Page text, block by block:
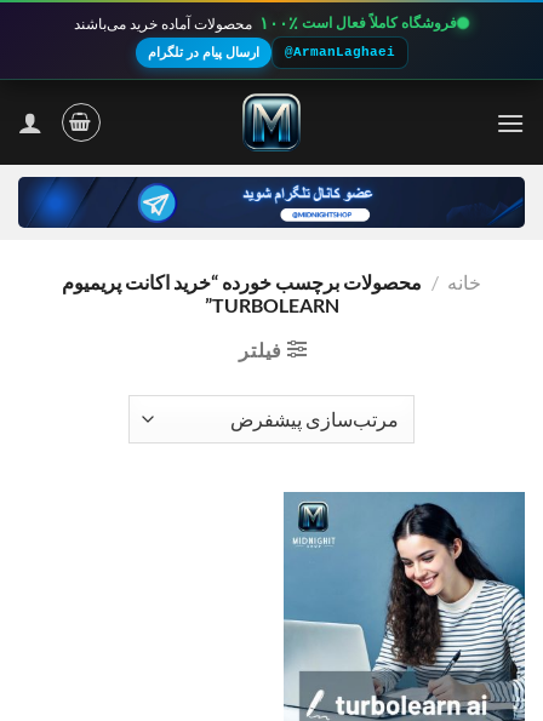
فروشگاه کاملاً فعال است ۱۰۰٪ محصولات آماده خرید می‌باشند
@ArmanLaghaei ارسال پیام در تلگرام
خانه / محصولات برچسب خورده “خرید اکانت پریمیوم
TURBOLEARN”
فیلتر